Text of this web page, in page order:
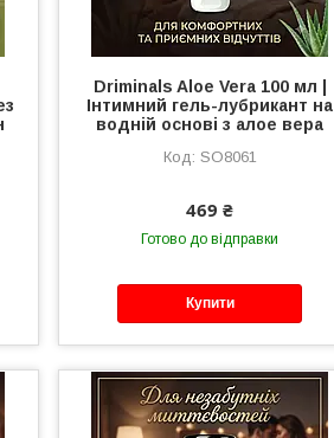
Driminals Aloe Vera 100 мл |
Інтимний гель-лубрикант на
водній основі з алое вера
SO8061
469 ₴
Готово до відправки
Купити